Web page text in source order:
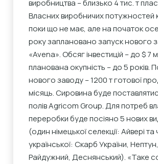
виробництва – близько 4 тис. т
Власних виробничих потужностей
поки що не має, але на початок
року заплановано запуск нового
«Avena». Обсяг інвестицій – до $ 7
планована окупність – до 5 років.
нового заводу – 1200 т готової
місяць. Сировина буде
полів Agricom Group. Для потреб
переробки буде посіяно 5 нових
(один німецької селекції: Айвері та
української: Скарб України, Нептун,
Райдужний, Деснянський). «Таке